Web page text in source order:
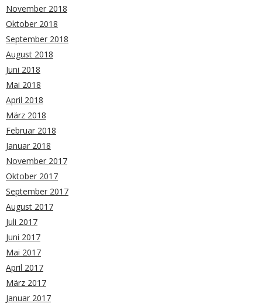
November 2018
Oktober 2018
September 2018
August 2018
Juni 2018
Mai 2018
April 2018
März 2018
Februar 2018
Januar 2018
November 2017
Oktober 2017
September 2017
August 2017
Juli 2017
Juni 2017
Mai 2017
April 2017
März 2017
Januar 2017